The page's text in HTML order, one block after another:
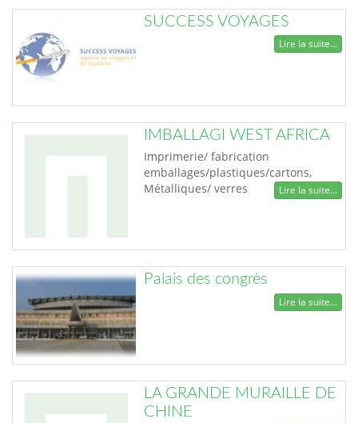
SUCCESS VOYAGES
Lire la suite...
IMBALLAGI WEST AFRICA
Imprimerie/ fabrication
emballages/plastiques/cartons,
Métalliques/ verres
Lire la suite...
Palais des congrès
Lire la suite...
LA GRANDE MURAILLE DE
CHINE